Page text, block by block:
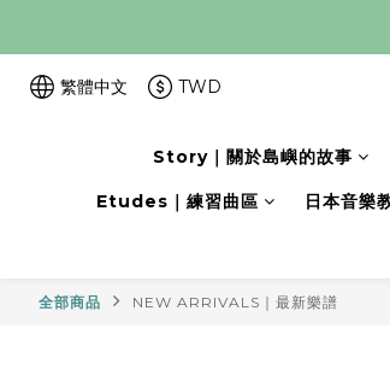
繁體中文 TWD
Story｜關於島嶼的故事
Etudes｜練習曲區 日本音樂
全部商品 NEW ARRIVALS｜最新樂譜